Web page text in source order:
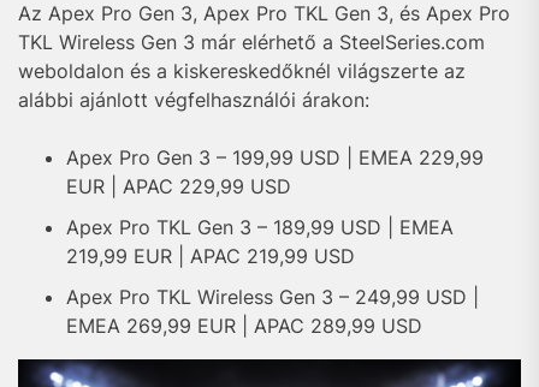
Az Apex Pro Gen 3, Apex Pro TKL Gen 3, és Apex Pro
TKL Wireless Gen 3 már elérhető a SteelSeries.com
weboldalon és a kiskereskedőknél világszerte az
alábbi ajánlott végfelhasználói árakon:
Apex Pro Gen 3 – 199,99 USD | EMEA 229,99
EUR | APAC 229,99 USD
Apex Pro TKL Gen 3 – 189,99 USD | EMEA
219,99 EUR | APAC 219,99 USD
Apex Pro TKL Wireless Gen 3 – 249,99 USD |
EMEA 269,99 EUR | APAC 289,99 USD